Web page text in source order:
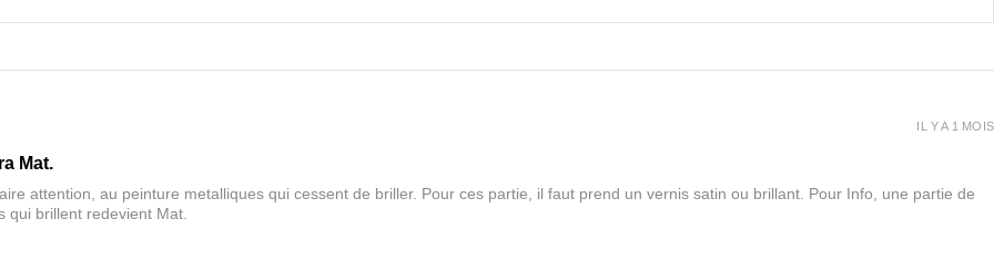
Mat.
attention, au peinture metalliques qui cessent de briller. Pour ces partie, il faut prend un vernis satin ou brillant. Pour Info, une partie de
qui brillent redevient Mat.
IL Y A 1 MOIS